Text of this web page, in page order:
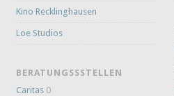
Kino Recklinghausen
Loe Studios
BERATUNGSSSTELLEN
Caritas 0